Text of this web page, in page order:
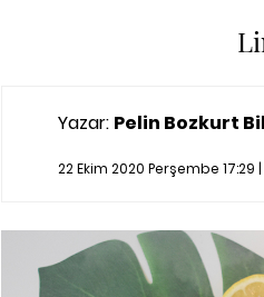
Yazar: Pelin Bozkurt
22 Ekim 2020 Perşembe